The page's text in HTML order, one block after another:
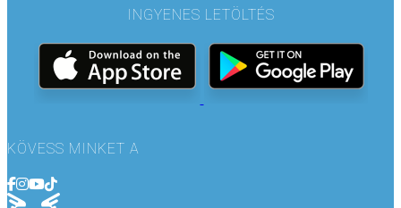
INGYENES LETÖLTÉS
KÖVESS MINKET A